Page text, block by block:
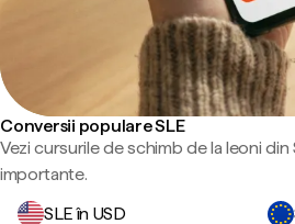
Conversii populare SLE
Vezi cursurile de schimb de la leoni din
importante.
SLE în USD